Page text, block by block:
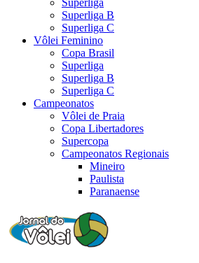
Superliga
Superliga B
Superliga C
Vôlei Feminino
Copa Brasil
Superliga
Superliga B
Superliga C
Campeonatos
Vôlei de Praia
Copa Libertadores
Supercopa
Campeonatos Regionais
Mineiro
Paulista
Paranaense